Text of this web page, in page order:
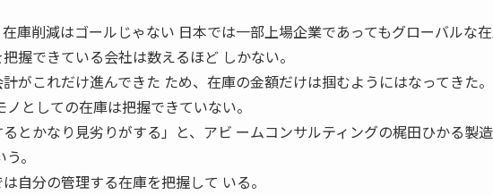
在庫削減はゴールじゃない 日本では一部上場企業であってもグローバルな
握できている会社は数えるほど しかない。
計がこれだけ進んできた ため、在庫の金額だけは掴むようにはなってきた。
ノとしての在庫は把握できていない。
とかなり見劣りがする」と、アビ ームコンサルティングの梶田ひかる製
。
自分の管理する在庫を把握して いる。